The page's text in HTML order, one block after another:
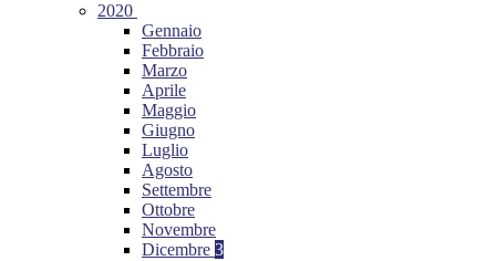
2020
Gennaio
Febbraio
Marzo
Aprile
Maggio
Giugno
Luglio
Agosto
Settembre
Ottobre
Novembre
Dicembre 3